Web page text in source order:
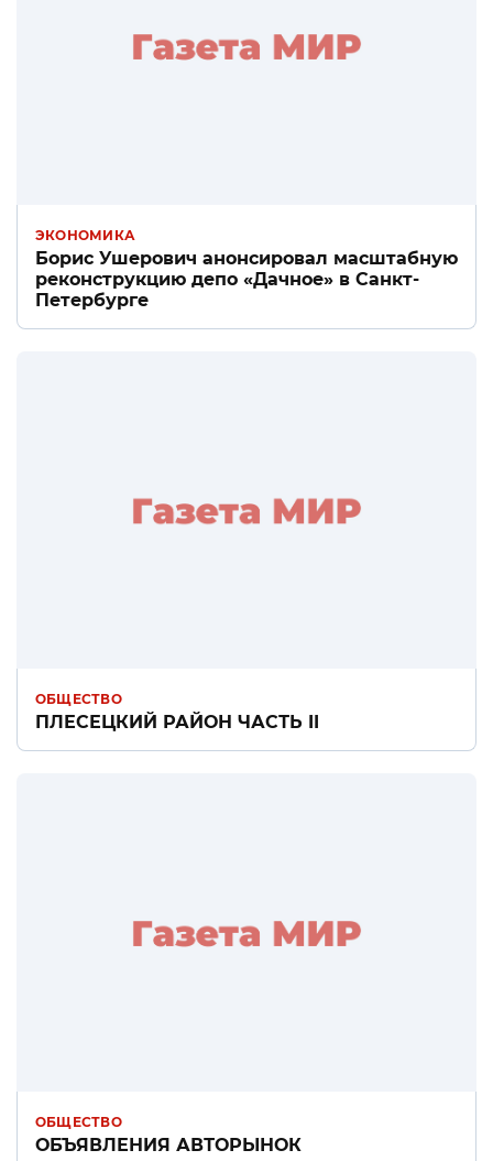
ЭКОНОМИКА
Борис Ушерович анонсировал масштабную
реконструкцию депо «Дачное» в Санкт-
Петербурге
ОБЩЕСТВО
ПЛЕСЕЦКИЙ РАЙОН ЧАСТЬ II
ОБЩЕСТВО
ОБЪЯВЛЕНИЯ АВТОРЫНОК